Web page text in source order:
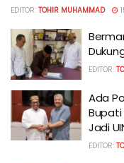
EDITOR: TOHIR MUHAMMAD
EDITOR:
Ada
Bupati
Jadi
EDITOR: